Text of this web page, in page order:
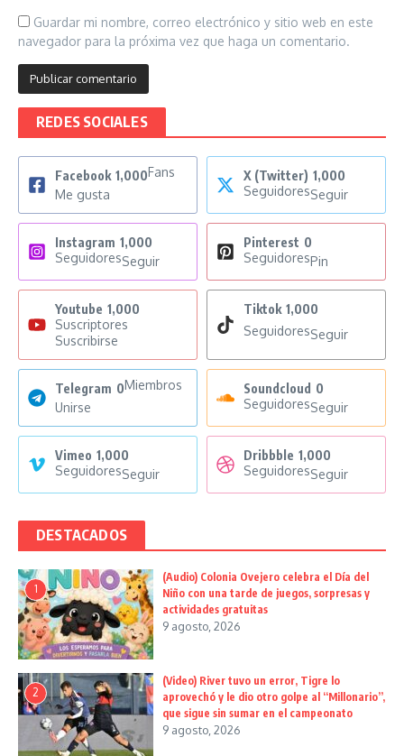
Guardar mi nombre, correo electrónico y sitio web en este
navegador para la próxima vez que haga un comentario.
REDES SOCIALES
Facebook 1,000Fans
Me gusta
X (Twitter) 1,000
SeguidoresSeguir
Instagram 1,000
SeguidoresSeguir
Pinterest 0
SeguidoresPin
Youtube 1,000
Suscriptores
Suscribirse
Tiktok 1,000
SeguidoresSeguir
Telegram 0Miembros
Unirse
Soundcloud 0
SeguidoresSeguir
Vimeo 1,000
SeguidoresSeguir
Dribbble 1,000
SeguidoresSeguir
DESTACADOS
1
(Audio) Colonia Ovejero celebra el Día del
Niño con una tarde de juegos, sorpresas y
actividades gratuitas
9 agosto, 2026
2
(Video) River tuvo un error, Tigre lo
aprovechó y le dio otro golpe al “Millonario”,
que sigue sin sumar en el campeonato
9 agosto, 2026